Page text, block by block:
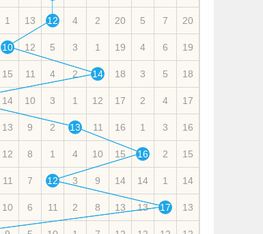
1 13 12 4 2 20 5 7 20
10 12 5 3 1 19 4 6 19
15 11 4 2 14 18 3 5 18
14 10 3 1 12 17 2 4 17
13 9 2 13 11 16 1 3 16
12 8 1 4 10 15 16 2 15
11 7 12 3 9 14 14 1 14
10 6 11 2 8 13 13 17 13